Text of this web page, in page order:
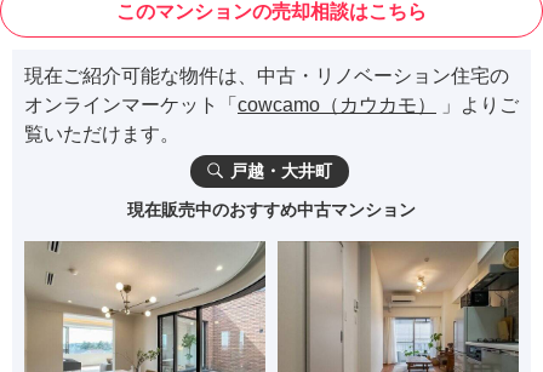
このマンションの売却相談はこちら
現在ご紹介可能な物件は、中古・リノベーション住宅の
オンラインマーケット「 cowcamo（カウカモ）
」よりご
覧いただけます。
戸越・大井町
現在販売中のおすすめ中古マンション